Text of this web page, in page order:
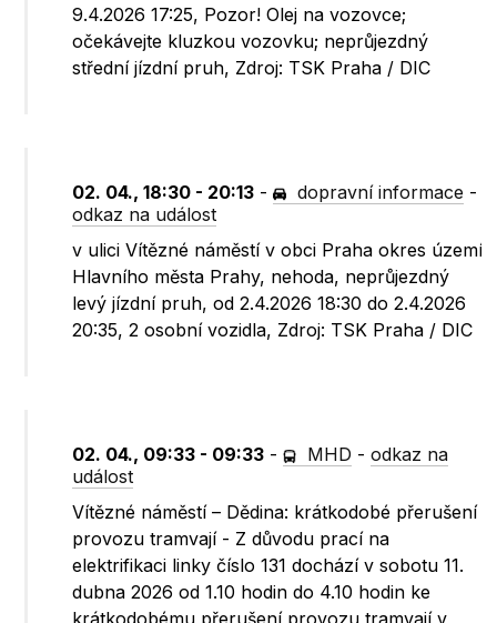
9.4.2026 17:25, Pozor! Olej na vozovce;
očekávejte kluzkou vozovku; neprůjezdný
střední jízdní pruh, Zdroj: TSK Praha / DIC
02. 04., 18:30 - 20:13 - dopravní informace -
odkaz na událost
v ulici Vítězné náměstí v obci Praha okres území
Hlavního města Prahy, nehoda, neprůjezdný
levý jízdní pruh, od 2.4.2026 18:30 do 2.4.2026
20:35, 2 osobní vozidla, Zdroj: TSK Praha / DIC
02. 04., 09:33 - 09:33 - MHD -odkaz na
událost
Vítězné náměstí – Dědina: krátkodobé přerušení
provozu tramvají - Z důvodu prací na
elektrifikaci linky číslo 131 dochází v sobotu 11.
dubna 2026 od 1.10 hodin do 4.10 hodin ke
krátkodobému přerušení provozu tramvají v